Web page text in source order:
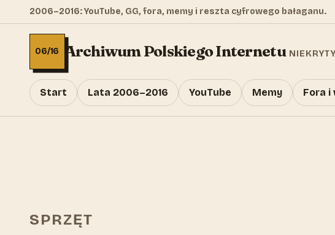
2006–2016: YouTube, GG, fora, memy i reszta cyfrowego bałaganu.
06/16 Archiwum Polskiego Internetu
Start Lata 2006–2016 YouTube Memy Fora i
SPRZĘT